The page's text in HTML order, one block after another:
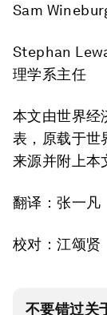
Sam
Stephan
理学系主任
本文由世界经
表，原载于世
来源并附上本
翻译：张一凡
校对：江颂贤
不要错过关